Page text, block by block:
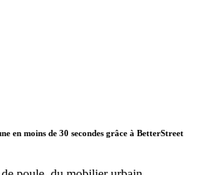
en moins de 30 secondes grâce à BetterStreet